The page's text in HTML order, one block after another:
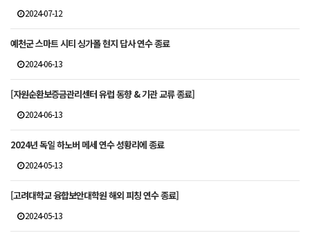
2024-07-12
예천군 스마트 시티 싱가폴 현지 답사 연수 종료
2024-06-13
[자원순환보증금관리센터 유럽 동향 & 기관 교류 종료]
2024-06-13
2024년 독일 하노버 메세 연수 성황리에 종료
2024-05-13
[고려대학교 융합보안대학원 해외 피칭 연수 종료]
2024-05-13